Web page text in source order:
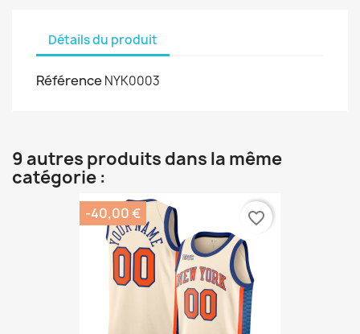
Détails du produit
Référence NYK0003
9 autres produits dans la même
catégorie :
-40,00 € favorite_border